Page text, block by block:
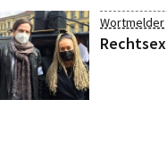
Wortmelder